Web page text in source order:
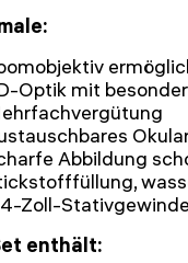
Optik mit
Abbildung
Zoll-Stativgewinde
enthält: